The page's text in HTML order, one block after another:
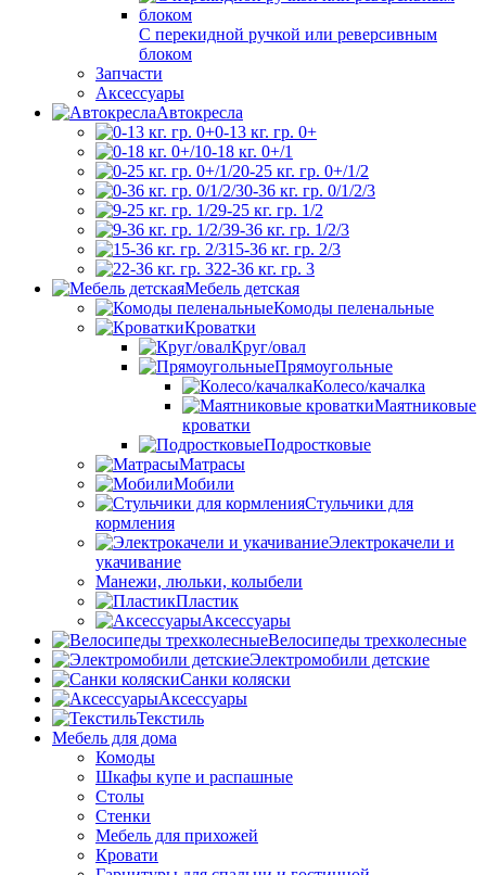
С перекидной ручкой или реверсивным
блоком
Запчасти
Аксессуары
Автокресла
0-13 кг. гр. 0+
0-18 кг. 0+/1
0-25 кг. гр. 0+/1/2
0-36 кг. гр. 0/1/2/3
9-25 кг. гр. 1/2
9-36 кг. гр. 1/2/3
15-36 кг. гр. 2/3
22-36 кг. гр. 3
Мебель детская
Комоды пеленальные
Кроватки
Круг/овал
Прямоугольные
Колесо/качалка
Маятниковые
кроватки
Подростковые
Матрасы
Мобили
Стульчики для
кормления
Электрокачели и
укачивание
Манежи, люльки, колыбели
Пластик
Аксессуары
Велосипеды трехколесные
Электромобили детские
Санки коляски
Аксессуары
Текстиль
Мебель для дома
Комоды
Шкафы купе и распашные
Столы
Стенки
Мебель для прихожей
Кровати